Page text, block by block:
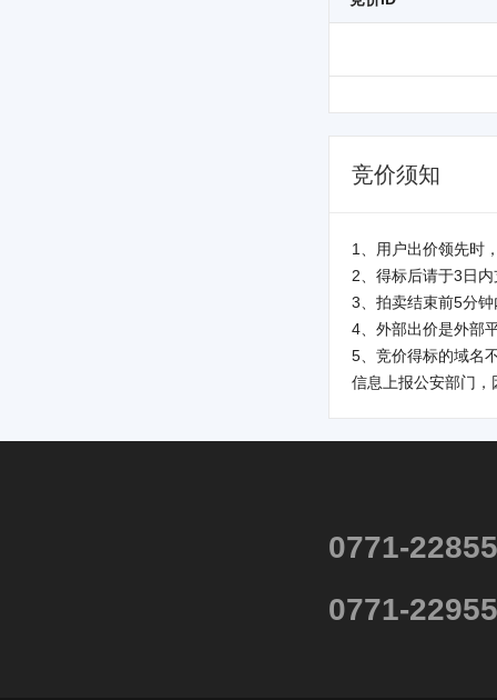
竞价须知
1、用户出价领先时
2、得标后请于3日
3、拍卖结束前5分
4、外部出价是外部
5、竞价得标的域名
信息上报公安部门
0771-
0771-